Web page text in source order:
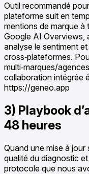
Outil recommandé
plateforme suit en
mentions de marque à
Google AI Overviews,
analyse le sentiment
cross‑plateformes.
multi‑marques/
collaboration intégrée
https://geneo.app
3) Playbook
48 heures
Quand une mise à
qualité du diagnostic
protocole que nous